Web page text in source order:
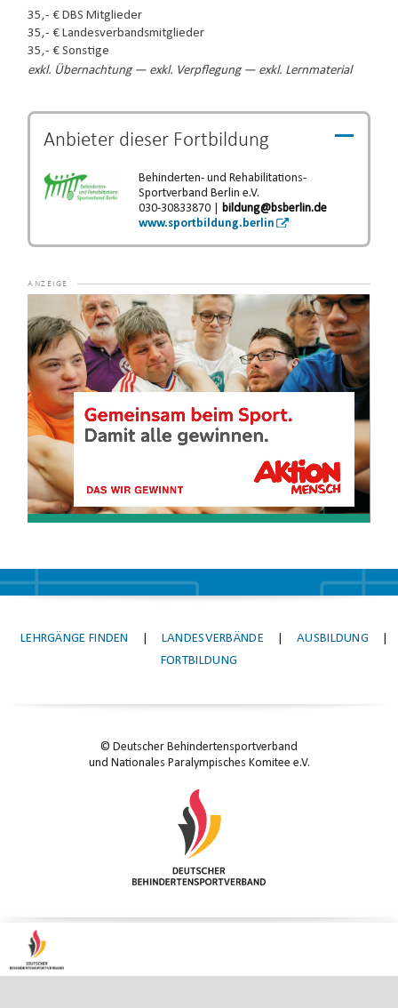
35,- € DBS Mitglieder
35,- € Landesverbandsmitglieder
35,- € Sonstige
exkl. Übernachtung — exkl. Verpflegung — exkl. Lernmaterial
Anbieter dieser Fortbildung
Behinderten- und Rehabilitations-
Sportverband Berlin e.V.
030-30833870 | bildung@bsberlin.de
www.sportbildung.berlin
Player
LEHRGÄNGE FINDEN LANDESVERBÄNDE AUSBILDUNG
FORTBILDUNG
© Deutscher Behindertensportverband
und Nationales Paralympisches Komitee e.V.
DATENSCHUTZ-EINSTELLUNGEN